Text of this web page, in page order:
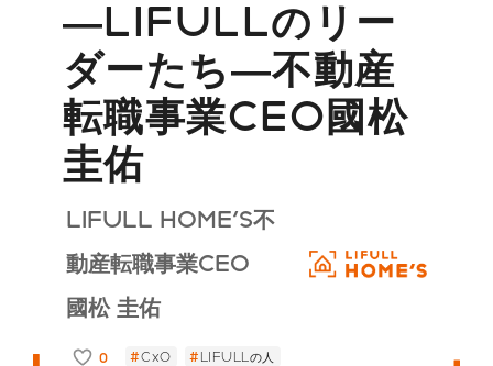
―LIFULLのリー
ダーたち―不動産
転職事業CEO國松
圭佑
LIFULL HOME'S不
動産転職事業CEO
國松 圭佑
0 CxO LIFULLの人